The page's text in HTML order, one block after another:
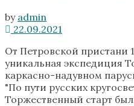
by admin
22.09.2021
От Петровской пристани
уникальная экспедиция
каркасно-надувном
"По пути русских
Торжественный старт